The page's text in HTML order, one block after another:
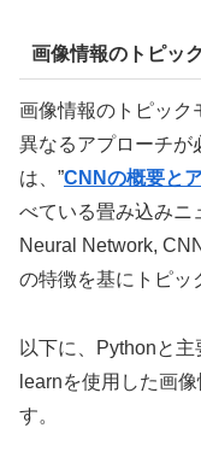
画像情報のトピッ
画像情報のトピック
異なるアプローチが
は、 ”CNNの概要と
べている畳み込みニ
Neural Network,
の特徴を基にトピッ
以下に、Pythonと
learnを使用した画
す。